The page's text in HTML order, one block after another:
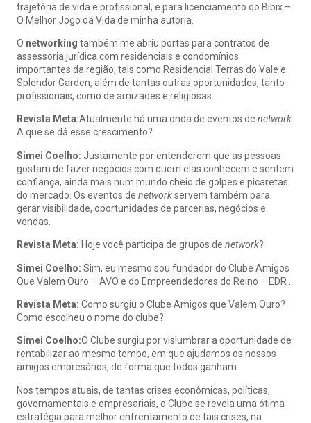
trajetória de vida e profissional, e para licenciamento do Bibix –
O Melhor Jogo da Vida de minha autoria.
O networking também me abriu portas para contratos de
assessoria jurídica com residenciais e condomínios
importantes da região, tais como Residencial Terras do Vale e
Splendor Garden, além de tantas outras oportunidades, tanto
profissionais, como de amizades e religiosas.
Revista Meta:Atualmente há uma onda de eventos de network.
A que se dá esse crescimento?
Simei Coelho: Justamente por entenderem que as pessoas
gostam de fazer negócios com quem elas conhecem e sentem
confiança, ainda mais num mundo cheio de golpes e picaretas
do mercado. Os eventos de networkservem também para
gerar visibilidade, oportunidades de parcerias, negócios e
vendas.
Revista Meta: Hoje você participa de grupos de network?
Simei Coelho: Sim, eu mesmo sou fundador do Clube Amigos
Que Valem Ouro – AVO e do Empreendedores do Reino – EDR .
Revista Meta: Como surgiu o Clube Amigos que Valem Ouro?
Como escolheu o nome do clube?
Simei Coelho:O Clube surgiu por vislumbrar a oportunidade de
rentabilizar ao mesmo tempo, em que ajudamos os nossos
amigos empresários, de forma que todos ganham.
Nos tempos atuais, de tantas crises econômicas, políticas,
governamentais e empresariais, o Clube se revela uma ótima
estratégia para melhor enfrentamento de tais crises, na